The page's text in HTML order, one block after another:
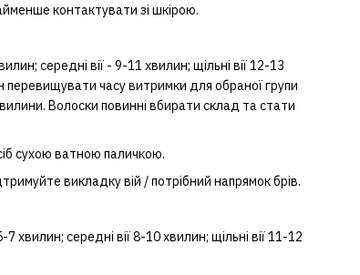
контактувати зі шкірою.
середні вії - 9-11 хвилин; щільні вії 12-13
часу витримки для обраної групи
Волоски повинні вбирати склад та стати
сухою ватною паличкою.
викладку вій / потрібний напрямок брів.
хвилин; середні вії 8-10 хвилин; щільні вії 11-12